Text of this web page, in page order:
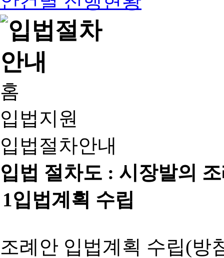
홈
입법지원
입법절차안내
입법 절차도 : 시장발의
1입법계획 수립
조례안 입법계획 수립(방